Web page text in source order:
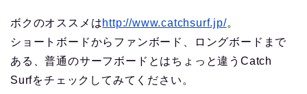
ボクのオススメはhttp://www.catchsurf.jp/。
ショートボードからファンボード、ロングボードまで
ある、普通のサーフボードとはちょっと違うCatch
Surfをチェックしてみてください。